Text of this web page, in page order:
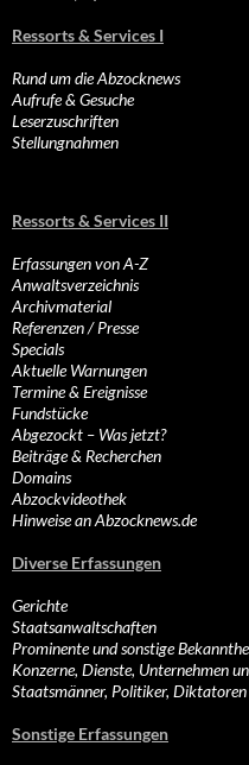
Ressorts & Services I
Rund um die Abzocknews
Aufrufe & Gesuche
Leserzuschriften
Stellungnahmen
Ressorts & Services II
Erfassungen von A-Z
Anwaltsverzeichnis
Archivmaterial
Referenzen / Presse
Specials
Aktuelle Warnungen
Termine & Ereignisse
Fundstücke
Abgezockt – Was jetzt?
Beiträge & Recherchen
Domains
Abzockvideothek
Hinweise an Abzocknews.de
Diverse Erfassungen
Gerichte
Staatsanwaltschaften
Prominente und sonstige
Konzerne, Dienste, Unternehmen
Staatsmänner, Politiker,
Sonstige Erfassungen